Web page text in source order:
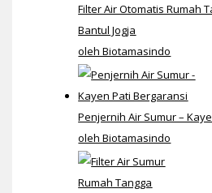
Filter Air Otomatis Rumah
Bantul Jogja
oleh Biotamasindo
Penjernih Air Sumur –
oleh Biotamasindo